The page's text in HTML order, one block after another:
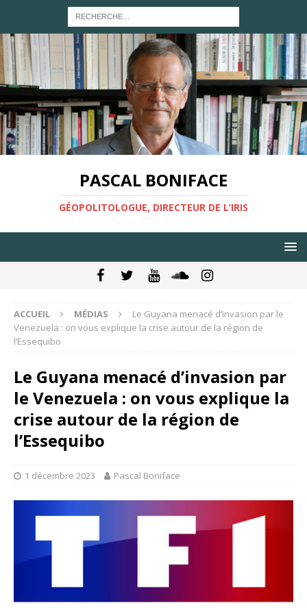
PASCAL BONIFACE
GÉOPOLITOLOGUE, DIRECTEUR DE L’IRIS
ACCUEIL MÉDIAS
Le Guyana menacé d’invasion par le
Venezuela : on vous explique la crise autour de la région de
l’Essequibo
Le Guyana menacé d’invasion par
le Venezuela : on vous explique la
crise autour de la région de
l’Essequibo
1 décembre 2023 Pascal Boniface